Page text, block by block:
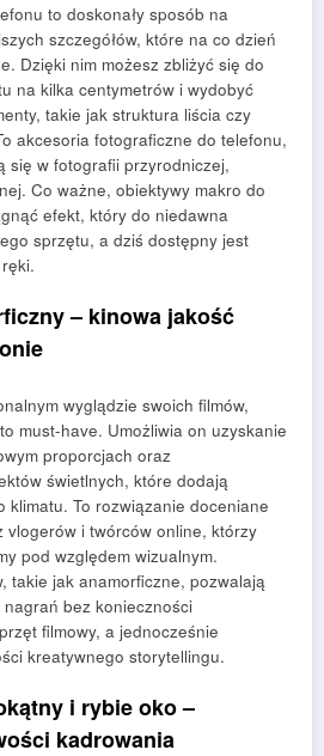
to doskonały sposób na
szczegółów, które na co dzień
Dzięki nim możesz zbliżyć się do
na kilka centymetrów i wydobyć
takie jak struktura liścia czy
akcesoria fotograficzne do telefonu,
się w fotografii przyrodniczej,
Co ważne, obiektywy makro do
efekt, który do niedawna
sprzętu, a dziś dostępny jest
– kinowa jakość
wyglądzie swoich filmów,
must-have. Umożliwia on uzyskanie
proporcjach oraz
świetlnych, które dodają
klimatu. To rozwiązanie doceniane
vlogerów i twórców online, którzy
pod względem wizualnym.
takie jak anamorficzne, pozwalają
bez konieczności
filmowy, a jednocześnie
kreatywnego storytellingu.
i rybie oko –
kadrowania